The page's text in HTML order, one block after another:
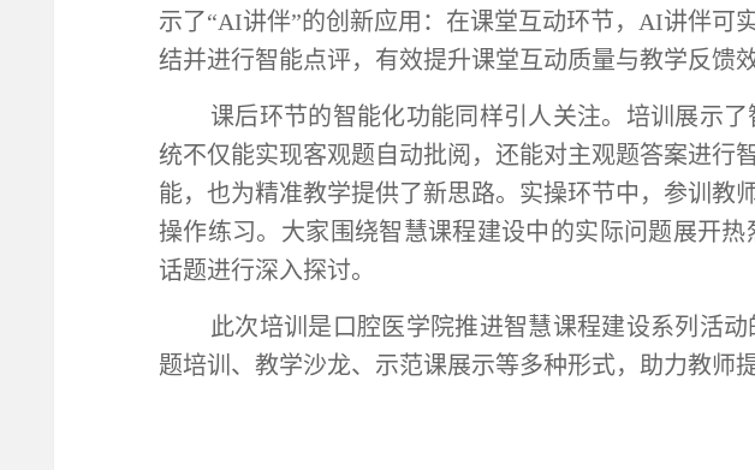
示了“AI讲伴”的创新应用：在课堂互动环节，AI讲伴可
结并进行智能点评，有效提升课堂互动质量与教学反馈效
课后环节的智能化功能同样引人关注。培训展示
统不仅能实现客观题自动批阅，还能对主观题答案进行
能，也为精准教学提供了新思路。实操环节中，参训教
操作练习。大家围绕智慧课程建设中的实际问题展开
话题进行深入探讨。
此次培训是口腔医学院推进智慧课程建设系列活
题培训、教学沙龙、示范课展示等多种形式，助力教师